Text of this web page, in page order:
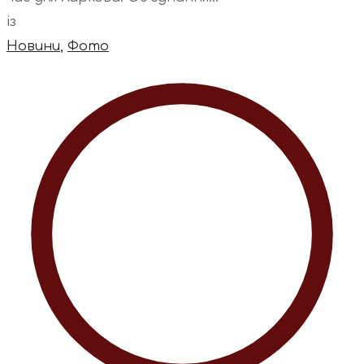
із
Новини, Фото